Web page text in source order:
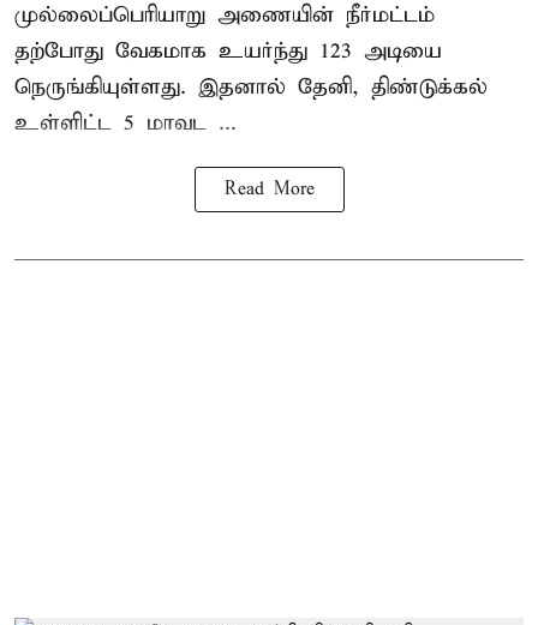
முல்லைப்பெரியாறு அணையின் நீர்மட்டம்
தற்போது வேகமாக உயர்ந்து 123 அடியை
நெருங்கியுள்ளது. இதனால் தேனி, திண்டுக்கல்
உள்ளிட்ட 5 மாவட ...
Read More